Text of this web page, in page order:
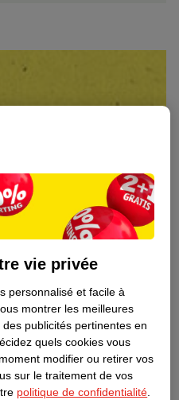
vie privée
personnalisé et facile à
montrer les meilleures
publicités pertinentes en
quels cookies vous
modifier ou retirer vos
sur le traitement de vos
politique de confidentialité.